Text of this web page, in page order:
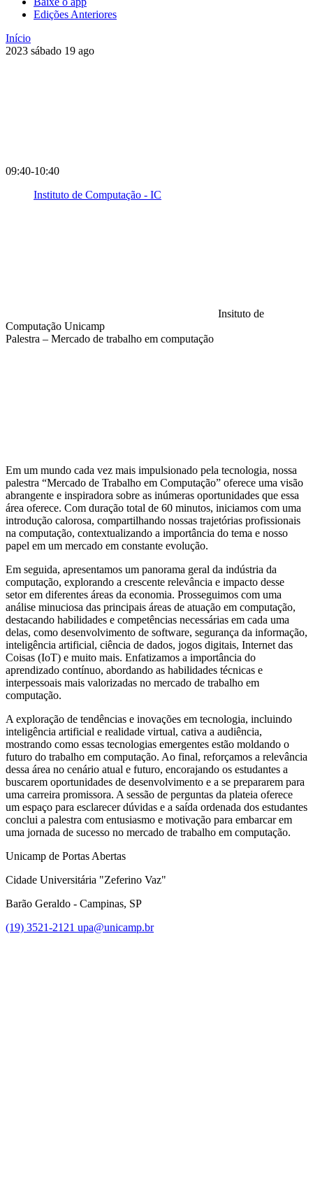
Edições Anteriores
Início
2023 sábado 19 ago
09:40-10:40
Instituto de Computação - IC
Insituto de
Computação Unicamp
Palestra – Mercado de trabalho em computação
Em um mundo cada vez mais impulsionado pela tecnologia, nossa
palestra “Mercado de Trabalho em Computação” oferece uma visão
abrangente e inspiradora sobre as inúmeras oportunidades que essa
área oferece. Com duração total de 60 minutos, iniciamos com uma
introdução calorosa, compartilhando nossas trajetórias profissionais
na computação, contextualizando a importância do tema e nosso
papel em um mercado em constante evolução.
Em seguida, apresentamos um panorama geral da indústria da
computação, explorando a crescente relevância e impacto desse
setor em diferentes áreas da economia. Prosseguimos com uma
análise minuciosa das principais áreas de atuação em computação,
destacando habilidades e competências necessárias em cada uma
delas, como desenvolvimento de software, segurança da informação,
inteligência artificial, ciência de dados, jogos digitais, Internet das
Coisas (IoT) e muito mais. Enfatizamos a importância do
aprendizado contínuo, abordando as habilidades técnicas e
interpessoais mais valorizadas no mercado de trabalho em
computação.
A exploração de tendências e inovações em tecnologia, incluindo
inteligência artificial e realidade virtual, cativa a audiência,
mostrando como essas tecnologias emergentes estão moldando o
futuro do trabalho em computação. Ao final, reforçamos a relevância
dessa área no cenário atual e futuro, encorajando os estudantes a
buscarem oportunidades de desenvolvimento e a se prepararem para
uma carreira promissora. A sessão de perguntas da plateia oferece
um espaço para esclarecer dúvidas e a saída ordenada dos estudantes
conclui a palestra com entusiasmo e motivação para embarcar em
uma jornada de sucesso no mercado de trabalho em computação.
Unicamp de Portas Abertas
Cidade Universitária "Zeferino Vaz"
Barão Geraldo - Campinas, SP
(19) 3521-2121 upa@unicamp.br